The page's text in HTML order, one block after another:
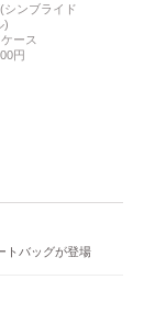
シンブライド
)
ース
円
トバッグが登場